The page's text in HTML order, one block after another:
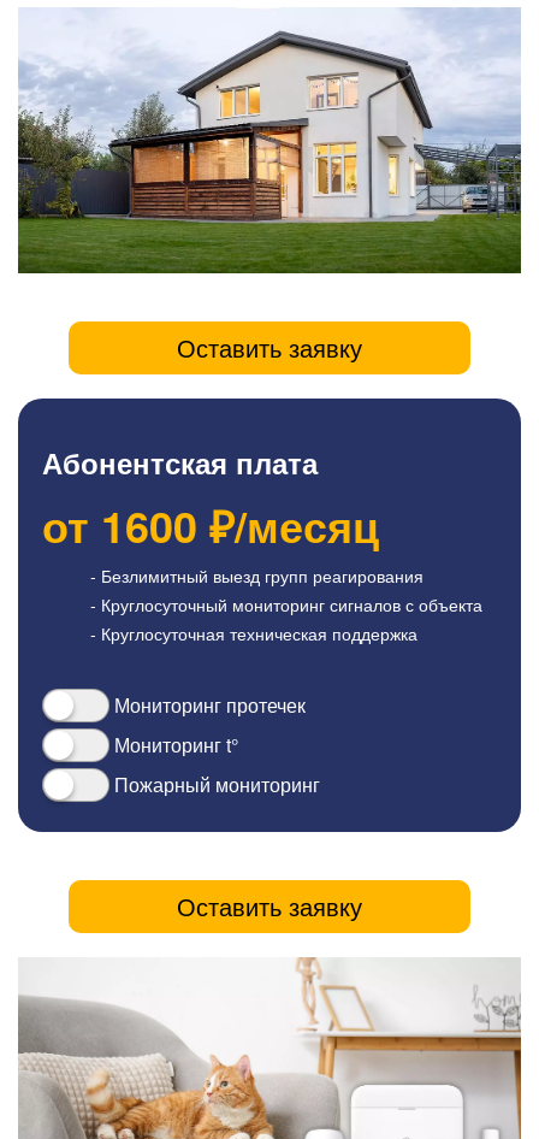
Оставить заявку
Абонентская плата
от 1600 ₽/месяц
- Безлимитный выезд групп реагирования
- Круглосуточный мониторинг сигналов с объекта
- Круглосуточная техническая поддержка
Мониторинг протечек
Мониторинг t°
Пожарный мониторинг
Оставить заявку